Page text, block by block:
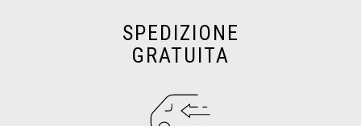
SPEDIZIONE
GRATUITA